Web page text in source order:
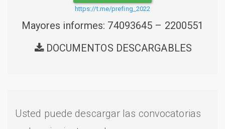
https://t.me/prefing_2022
Mayores informes: 74093645 – 2200551
DOCUMENTOS DESCARGABLES
Usted puede descargar las convocatorias